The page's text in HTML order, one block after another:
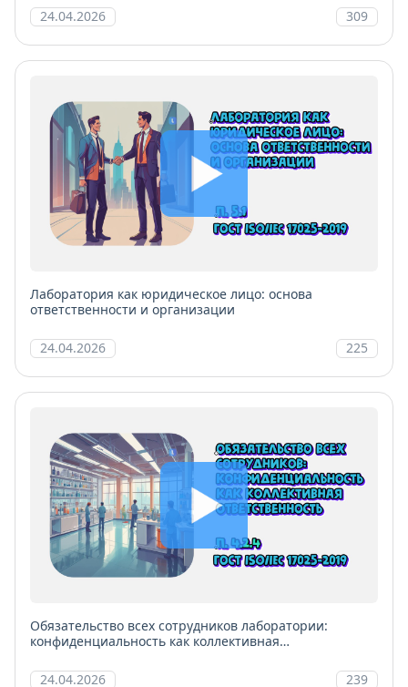
24.04.2026 309
Лаборатория как юридическое лицо: основа
ответственности и организации
24.04.2026 225
Обязательство всех сотрудников лаборатории:
конфиденциальность как коллективная
24.04.2026
239